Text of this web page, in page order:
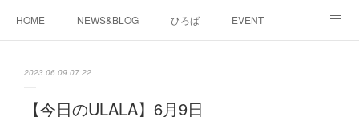
HOME NEWS&BLOG ひろば EVENT
2023.06.09 07:22
【今日のULALA】6月9日